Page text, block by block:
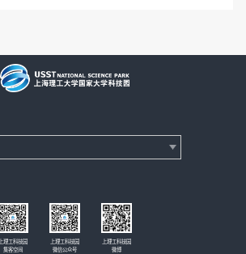
上理工科技园
集客空间
上理工科技园
微信公众号
上理工科技园
微博